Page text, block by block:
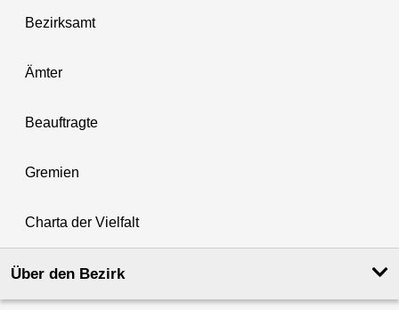
Bezirksamt
Ämter
Beauftragte
Gremien
Charta der Vielfalt
Über den Bezirk